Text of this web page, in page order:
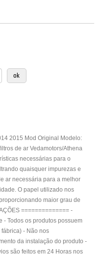
2015 Mod Original Modelo:
de ar Vedamotors/Athena
necessárias para o
quaisquer impurezas e
ar necessária para a melhor
O papel utilizado nos
maior grau de
============== -
- Todos os produtos possuem
- Não nos
da instalação do produto -
são feitos em 24 Horas nos